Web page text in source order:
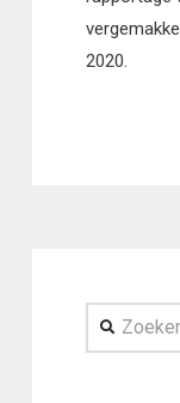
2020.
Zoeken